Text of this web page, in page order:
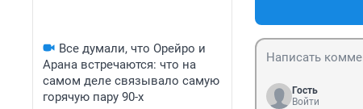
Все думали, что Орейро и
Арана встречаются: что на
самом деле связывало самую
горячую пару 90-х
Гость
Войти